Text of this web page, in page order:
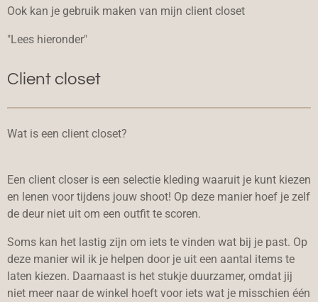
Ook kan je gebruik maken van mijn client closet
"Lees hieronder"
Client closet
Wat is een client closet?
Een client closer is een selectie kleding waaruit je kunt kiezen
en lenen voor tijdens jouw shoot! Op deze manier hoef je zelf
de deur niet uit om een outfit te scoren.
Soms kan het lastig zijn om iets te vinden wat bij je past. Op
deze manier wil ik je helpen door je uit een aantal items te
laten kiezen. Daarnaast is het stukje duurzamer, omdat jij
niet meer naar de winkel hoeft voor iets wat je misschien één